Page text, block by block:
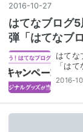
2016-10-27
はてなブログ
弾「はてなブ
はてな
「は
2016-